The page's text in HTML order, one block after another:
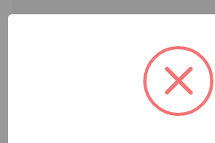
Vai alla scheda >>